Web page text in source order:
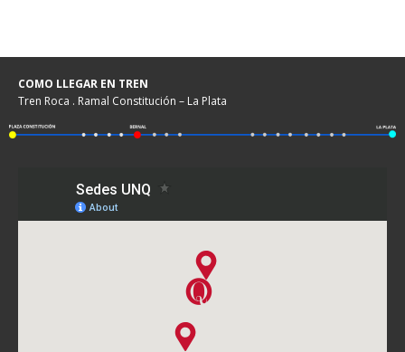
COMO LLEGAR EN TREN
Tren Roca . Ramal Constitución – La Plata